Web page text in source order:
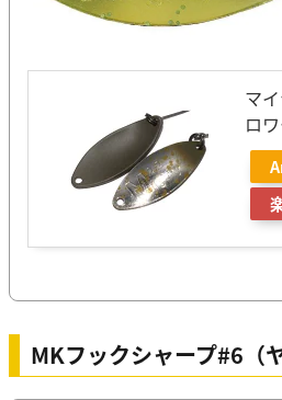
マ
ロワ
MKフックシャープ#6（